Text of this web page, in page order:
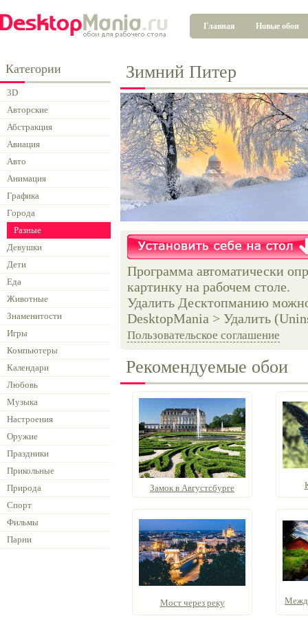
Главная Новые обои
Категории
3D
Авторские
Абстракция
Авиация
Авто
Анимация
Графика
Города
Разные
Девушки
Дети
Еда
Животные
Знаменитости
Игры
Компьютеры
Календари
Любовь
Музыка
Настроения
Оружие
Праздники
Прикольные
Природа
Спорт
Фильмы
Парни
Зимний Питер
Программа автоматически
картинку на рабочем столе.
Удалить Десктопманию
DesktopMania > Удалить
Пользовательское соглашение
Рекомендуемые обои
Замок в Августсбурге
Мост через реку